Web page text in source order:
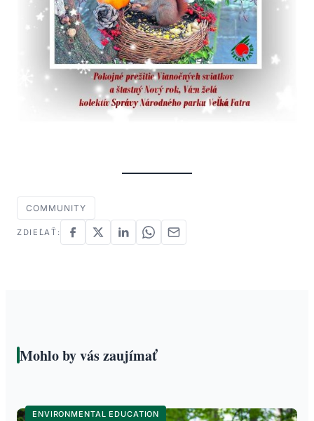
COMMUNITY
ZDIEĽAŤ:
Mohlo by vás zaujímať
ENVIRONMENTAL EDUCATION